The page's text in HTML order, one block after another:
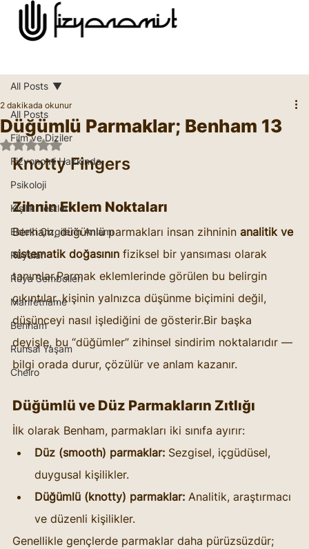
All Posts
Film ve Diziler
Fizyonomi Hakkında
Psikoloji
Kişilik Testleri
Eldeki Çizgilerin Anlamı
Rüyalar
Rüya Sembolleri
Marifetname
Benham
Ruhsal Yaşam
Cheiro
All Posts
Düğümlü Parmaklar; Benham 13
2 dakikada okunur
5 üzerinden NaN yıldız
Knotty Fingers
Zihnin Eklem Noktaları
Benham, düğümlü parmakları insan zihninin analitik ve
sistematik doğasının fiziksel bir yansıması olarak
tanımlar.Parmak eklemlerinde görülen bu belirgin
çıkıntılar, kişinin yalnızca düşünme biçimini değil,
düşünceyi nasıl işlediğini de gösterir.Bir başka
deyişle, bu “düğümler” zihinsel sindirim noktalarıdır —
bilgi orada durur, çözülür ve anlam kazanır.
Düğümlü ve Düz Parmakların Zıtlığı
İlk olarak Benham, parmakları iki sınıfa ayırır:
Düz (smooth) parmaklar: Sezgisel, içgüdüsel,
duygusal kişilikler.
Düğümlü (knotty) parmaklar: Analitik, araştırmacı
ve düzenli kişilikler.
Genellikle gençlerde parmaklar daha pürüzsüzdür;